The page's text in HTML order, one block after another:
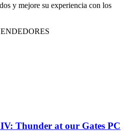
y mejore su experiencia con los
Thunder at our Gates PC